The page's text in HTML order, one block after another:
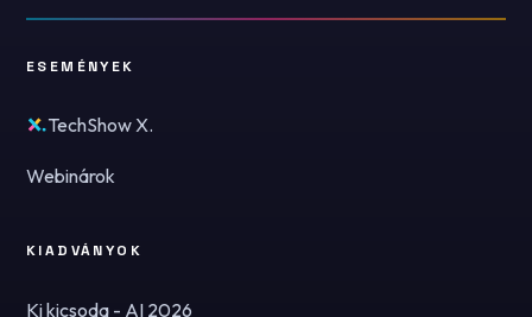
ESEMÉNYEK
TechShow X.
Webinárok
KIADVÁNYOK
Ki kicsoda - AI 2026